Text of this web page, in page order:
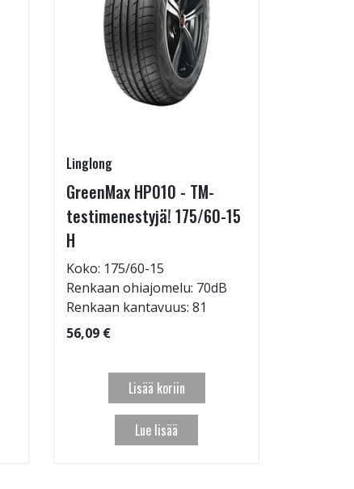
Linglong
GreenMax HP010 - TM-
testimenestyjä! 175/60-15
H
Koko: 175/60-15
Renkaan ohiajomelu: 70dB
Renkaan kantavuus: 81
56,09 €
Lisää koriin
Lue lisää